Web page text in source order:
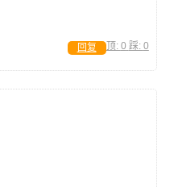
顶: 0 踩: 0
回复